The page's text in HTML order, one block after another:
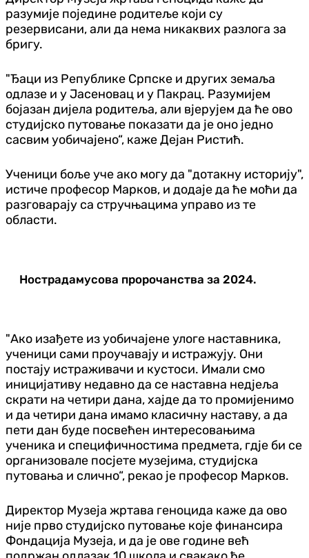
разумије поједине родитеље који су
резервисани, али да нема никаквих разлога за
бригу.
"Ђаци из Републике Српске и других земаља
одлазе и у Јасеновац и у Пакрац. Разумијем
бојазан дијела родитеља, али вјерујем да ће ово
студијско путовање показати да је оно једно
сасвим уобичајено“, каже Дејан Ристић.
Ученици боље уче ако могу да "дотакну историју",
истиче професор Марков, и додаје да ће моћи да
разговарају са стручњацима управо из те
области.
Нострадамусова пророчанства за 2024.
"Ако изађете из уобичајене улоге наставника,
ученици сами проучавају и истражују. Они
постају истраживачи и кустоси. Имали смо
иницијативу недавно да се наставна недјеља
скрати на четири дана, хајде да то промијенимо
и да четири дана имамо класичну наставу, а да
пети дан буде посвећен интересовањима
ученика и специфичностима предмета, гдје би се
организовале посјете музејима, студијска
путовања и слично“, рекао је професор Марков.
Директор Музеја жртава геноцида каже да ово
није прво студијско путовање које финансира
Фондација Музеја, и да је ове године већ